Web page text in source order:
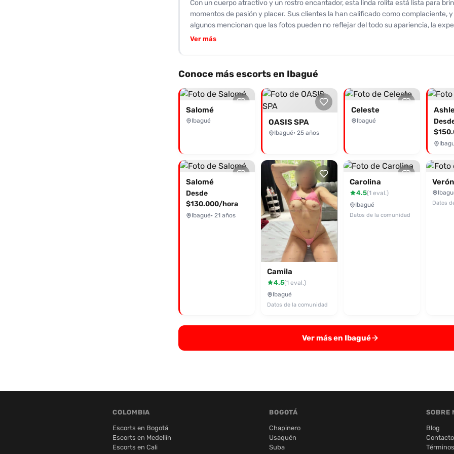
exhaustiva antes de contratar el servicio.
Con un cuerpo atractivo y un rostro encantador, esta linda rolita está lista para
momentos de pasión y placer. Sus clientes la han calificado como complaciente,
algunos mencionan que las fotos pueden no reflejar del todo su apariencia, la
ofrece es única. Esta hermosa chica es ideal para quienes buscan un encuentro
habilidades en el arte del placer la hacen destacar, a pesar de que algunas reseñas
que podría mejorar en atención al detalle. Ven y dale rienda suelta a tus deseos con
seductora. ¡No dudes en contactarla a través de Desenfreno.co y descubre el
encuentro que te espera! Su energía y disposición para complacerte hacen que
por más. No te arrepentirás de esta experiencia que promete ser ardiente y
Ver más
Conoce más escorts en Ibagué
Salomé
Ibagué OASIS SPA
Ibagué· 25 años
Celeste
Ibagué
Salomé
Desde
$130.000/hora
Ibagué· 21 años
Camila
4.5(1 eval.)
Ibagué
Datos de la comunidad
Carolina
4.5(1 eval.)
Ibagué
Datos de la comunidad
Datos
Ver más en Ibagué
COLOMBIA
Escorts en Bogotá
Escorts en Medellín
Escorts en Cali
BOGOTÁ
Chapinero
Usaquén
Suba
SOBRE
Blog
Contacto